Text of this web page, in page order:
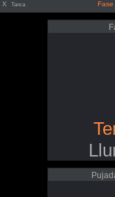
X Tanca